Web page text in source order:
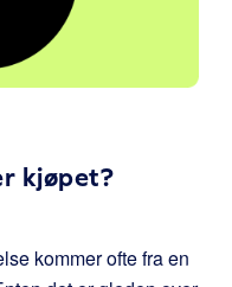
kjøpet?
kommer ofte fra en